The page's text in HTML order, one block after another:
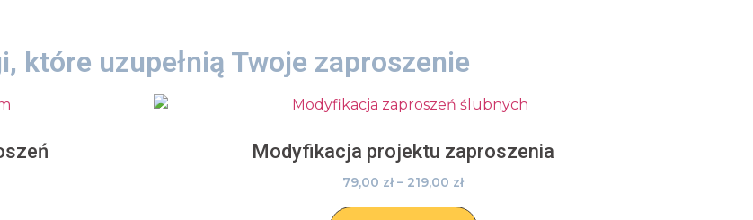
które uzupełnią Twoje zaproszenie
Modyfikacja projektu zaproszenia
79,00 zł – 219,00 zł